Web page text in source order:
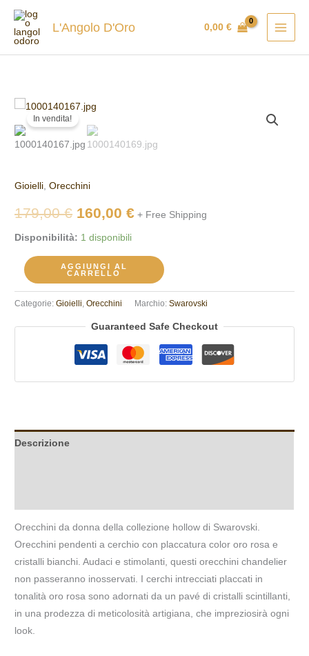
contenuto
L'Angolo D'Oro 0,00€
In vendita!
Gioielli,Orecchini
179,00€
Il
prezzo
era:
179,00 €.
160,00€160,00 €.
+ Free Shipping
Disponibilità: 1 disponibili
Orecchini
Swarovski
5636502
AGGIUNGI AL
CARRELLO
Categorie:Gioielli ,Orecchini Marchio:Swarovski
Guaranteed Safe Checkout
Descrizione
Orecchini da donna della collezione hollow di Swarovski.
Orecchini pendenti a cerchio con placcatura color oro rosa e
cristalli bianchi. Audaci e stimolanti, questi orecchini chandelier
non passeranno inosservati. I cerchi intrecciati placcati in
tonalità oro rosa sono adornati da un pavé di cristalli scintillanti,
in una prodezza di meticolosità artigiana, che impreziosirà ogni
look.